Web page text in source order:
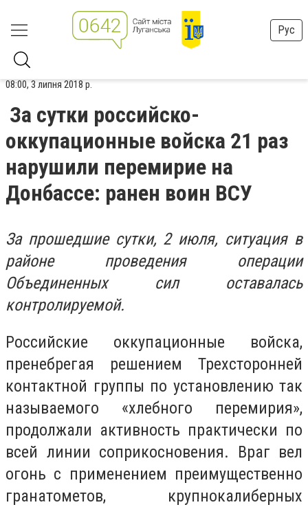
Рус
08:00, 3 липня 2018 р.
За сутки российско-
оккупационные войска 21 раз
нарушили перемирие на
Донбассе: ранен воин ВСУ
За прошедшие сутки, 2 июля, ситуация в
районе проведения операции
Объединенных сил оставалась
контролируемой.
Российские оккупационные войска,
пренебрегая решением Трехсторонней
контактной группы по установлению так
называемого «хлебного перемирия»,
продолжали активность практически по
всей линии соприкосновения. Враг вел
огонь с применением преимущественно
гранатометов, крупнокалиберных